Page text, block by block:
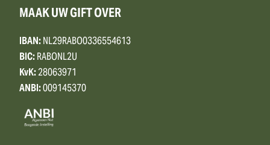
MAAK UW GIFT OVER
IBAN:NL29RABO0336554613
BIC:RABONL2U
KvK:28063971
ANBI:009145370